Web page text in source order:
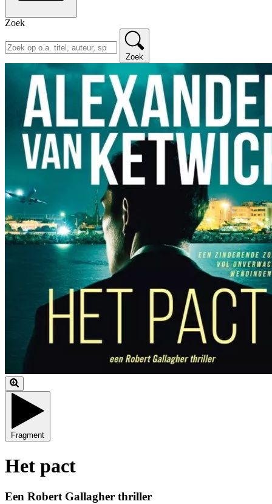
Zoek
Zoek
Fragment
Het pact
Een Robert Gallagher thriller